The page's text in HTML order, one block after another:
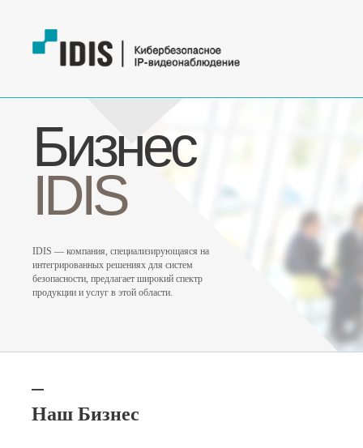
Бизнес
IDIS
IDIS — компания, специализирующаяся на
интегрированных решениях для систем
безопасности, предлагает широкий спектр
продукции и услуг в этой области.
Наш Бизнес